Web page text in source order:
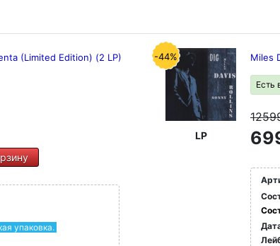
(Limited Edition) (2 LP)
упаковка.
-44%
LP
Miles
Есть